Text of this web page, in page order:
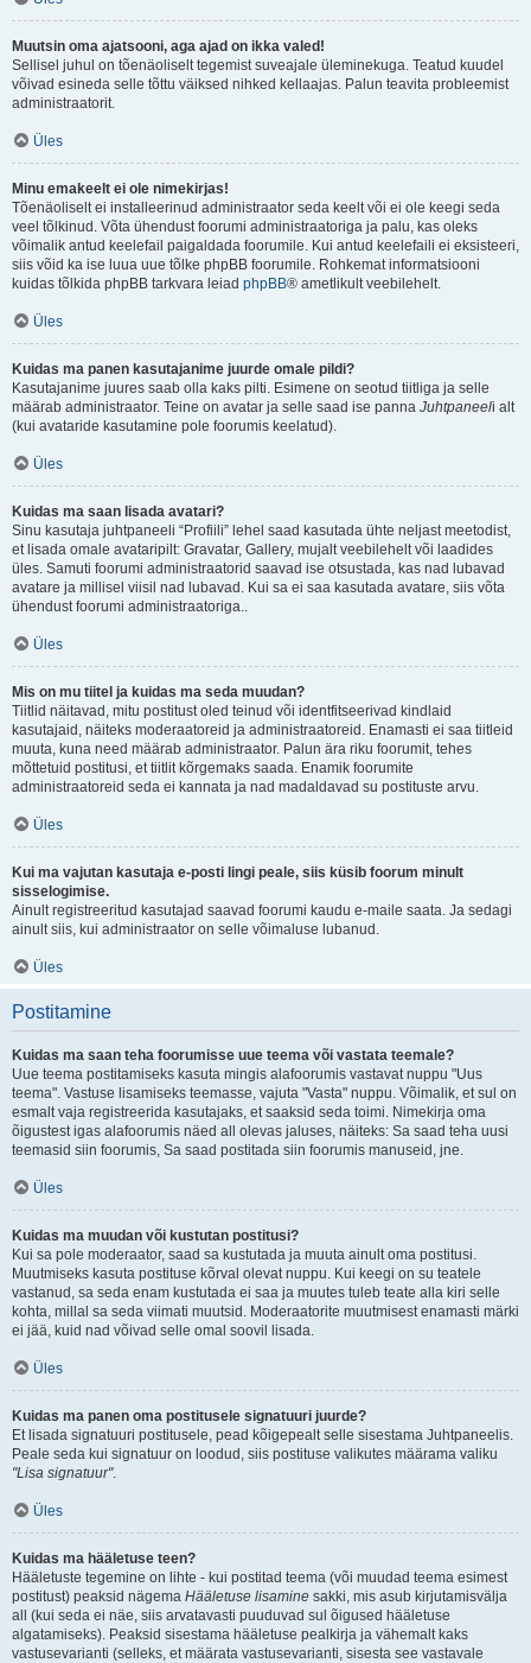
Muutsin oma ajatsooni, aga ajad on ikka valed!
Sellisel juhul on tõenäoliselt tegemist suveajale üleminekuga. Teatud kuudel
võivad esineda selle tõttu väiksed nihked kellaajas. Palun teavita probleemist
administraatorit.
Üles
Minu emakeelt ei ole nimekirjas!
Tõenäoliselt ei installeerinud administraator seda keelt või ei ole keegi seda
veel tõlkinud. Võta ühendust foorumi administraatoriga ja palu, kas oleks
võimalik antud keelefail paigaldada foorumile. Kui antud keelefaili ei eksisteeri,
siis võid ka ise luua uue tõlke phpBB foorumile. Rohkemat informatsiooni
kuidas tõlkida phpBB tarkvara leiad phpBB® ametlikult veebilehelt.
Üles
Kuidas ma panen kasutajanime juurde omale pildi?
Kasutajanime juures saab olla kaks pilti. Esimene on seotud tiitliga ja selle
määrab administraator. Teine on avatar ja selle saad ise panna Juhtpaneeli alt
(kui avataride kasutamine pole foorumis keelatud).
Üles
Kuidas ma saan lisada avatari?
Sinu kasutaja juhtpaneeli “Profiili” lehel saad kasutada ühte neljast meetodist,
et lisada omale avataripilt: Gravatar, Gallery, mujalt veebilehelt või laadides
üles. Samuti foorumi administraatorid saavad ise otsustada, kas nad lubavad
avatare ja millisel viisil nad lubavad. Kui sa ei saa kasutada avatare, siis võta
ühendust foorumi administraatoriga..
Üles
Mis on mu tiitel ja kuidas ma seda muudan?
Tiitlid näitavad, mitu postitust oled teinud või identfitseerivad kindlaid
kasutajaid, näiteks moderaatoreid ja administraatoreid. Enamasti ei saa tiitleid
muuta, kuna need määrab administraator. Palun ära riku foorumit, tehes
mõttetuid postitusi, et tiitlit kõrgemaks saada. Enamik foorumite
administraatoreid seda ei kannata ja nad madaldavad su postituste arvu.
Üles
Kui ma vajutan kasutaja e-posti lingi peale, siis küsib foorum minult
sisselogimise.
Ainult registreeritud kasutajad saavad foorumi kaudu e-maile saata. Ja sedagi
ainult siis, kui administraator on selle võimaluse lubanud.
Üles
Postitamine
Kuidas ma saan teha foorumisse uue teema või vastata teemale?
Uue teema postitamiseks kasuta mingis alafoorumis vastavat nuppu "Uus
teema". Vastuse lisamiseks teemasse, vajuta "Vasta" nuppu. Võimalik, et sul on
esmalt vaja registreerida kasutajaks, et saaksid seda toimi. Nimekirja oma
õigustest igas alafoorumis näed all olevas jaluses, näiteks: Sa saad teha uusi
teemasid siin foorumis, Sa saad postitada siin foorumis manuseid, jne.
Üles
Kuidas ma muudan või kustutan postitusi?
Kui sa pole moderaator, saad sa kustutada ja muuta ainult oma postitusi.
Muutmiseks kasuta postituse kõrval olevat nuppu. Kui keegi on su teatele
vastanud, sa seda enam kustutada ei saa ja muutes tuleb teate alla kiri selle
kohta, millal sa seda viimati muutsid. Moderaatorite muutmisest enamasti märki
ei jää, kuid nad võivad selle omal soovil lisada.
Üles
Kuidas ma panen oma postitusele signatuuri juurde?
Et lisada signatuuri postitusele, pead kõigepealt selle sisestama Juhtpaneelis.
Peale seda kui signatuur on loodud, siis postituse valikutes määrama valiku
"Lisa signatuur".
Üles
Kuidas ma hääletuse teen?
Hääletuste tegemine on lihte - kui postitad teema (või muudad teema esimest
postitust) peaksid nägema Hääletuse lisamine sakki, mis asub kirjutamisvälja
all (kui seda ei näe, siis arvatavasti puuduvad sul õigused hääletuse
algatamiseks). Peaksid sisestama hääletuse pealkirja ja vähemalt kaks
vastusevarianti (selleks, et määrata vastusevarianti, sisesta see vastavale